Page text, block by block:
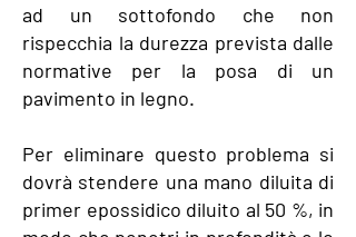
ad un sottofondo che non
rispecchia la durezza prevista dalle
normative per la posa di un
pavimento in legno.
Per eliminare questo problema si
dovrà stendere una mano diluita di
primer epossidico diluito al 50 %, in